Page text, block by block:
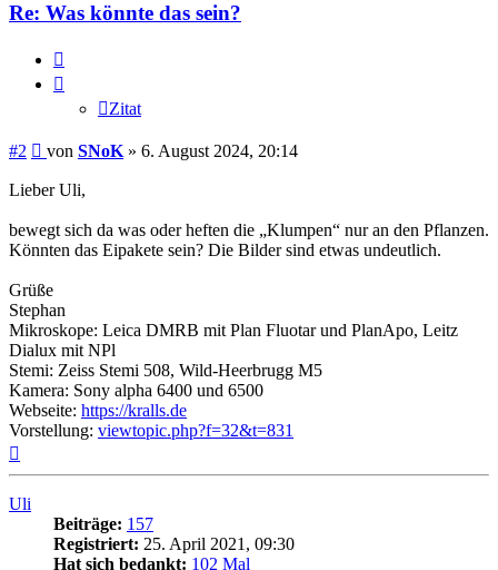
Re: Was könnte das sein?
Zitat
#2 Beitrag
von SNoK » 6. August 2024, 20:14
Lieber Uli,
bewegt sich da was oder heften die „Klumpen“ nur an den Pflanzen.
Könnten das Eipakete sein? Die Bilder sind etwas undeutlich.
Grüße
Stephan
Mikroskope: Leica DMRB mit Plan Fluotar und PlanApo, Leitz
Dialux mit NPl
Stemi: Zeiss Stemi 508, Wild-Heerbrugg M5
Kamera: Sony alpha 6400 und 6500
Webseite: https://kralls.de
Vorstellung: viewtopic.php?f=32&t=831
Uli
Beiträge: 157
Registriert: 25. April 2021, 09:30
Hat sich bedankt: 102 Mal